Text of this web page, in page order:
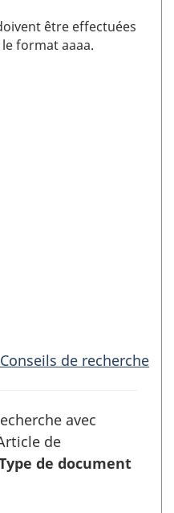
être effectuées
format aaaa.
Conseils de recherche
avec
de
de document